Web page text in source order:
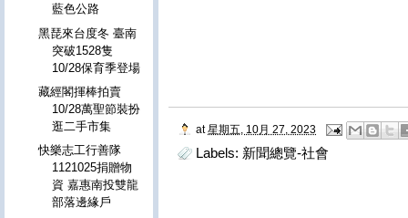
at 星期五, 10月 27, 2023
Labels: 新聞總覽-社會
藍色公路
黑琵來台度冬 臺南
突破1528隻
10/28保育季登場
藏經閣揮棒拍賣
10/28萬聖節裝扮
逛二手市集
快樂志工行善隊
1121025捐贈物
資 嘉惠南投雙龍
部落邊緣戶